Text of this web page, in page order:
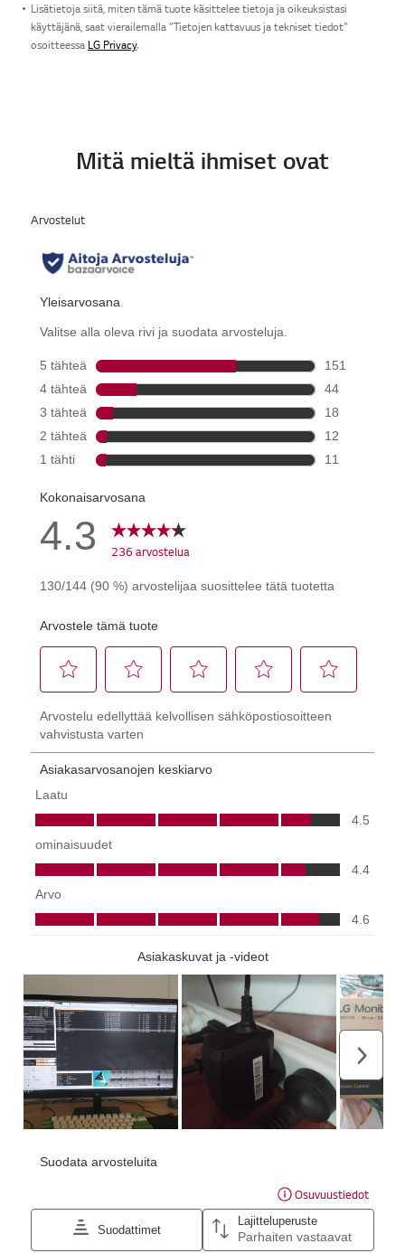
Lisätietoja siitä, miten tämä tuote käsittelee tietoja ja oikeuksistasi
käyttäjänä, saat vierailemalla ”Tietojen kattavuus ja tekniset tiedot”
osoitteessa LG Privacy.
Mitä mieltä ihmiset ovat